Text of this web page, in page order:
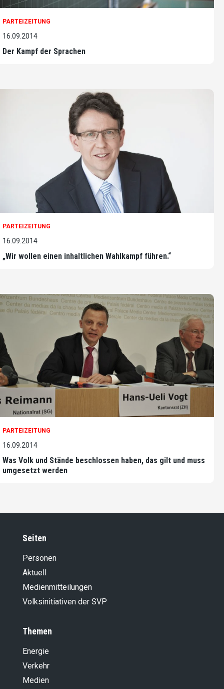
PARTEIZEITUNG
16.09.2014
Der Kampf der Sprachen
PARTEIZEITUNG
16.09.2014
„Wir wollen einen inhaltlichen Wahlkampf führen.“
PARTEIZEITUNG
16.09.2014
Was Volk und Stände beschlossen haben, das gilt und muss
umgesetzt werden
Seiten
Personen
Aktuell
Medienmitteilungen
Volksinitiativen der SVP
Themen
Energie
Verkehr
Medien